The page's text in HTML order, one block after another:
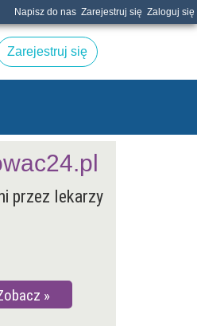
Napisz do nas Zarejestruj się Zaloguj się
Zarejestruj się
przez lekarzy